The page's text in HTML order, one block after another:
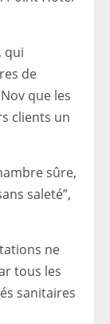
qui
de
que les
clients un
sûre,
saleté”,
ne
tous les
sanitaires